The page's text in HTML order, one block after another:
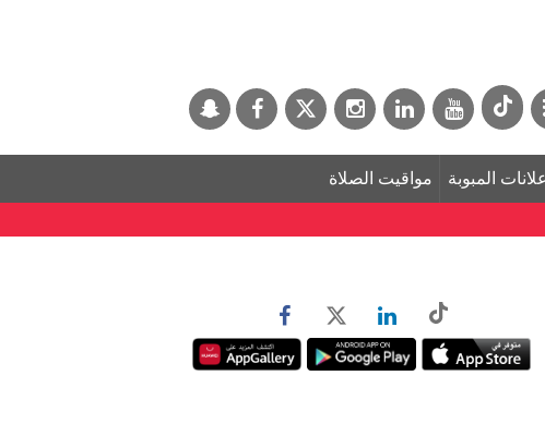
المبوبة مواقيت الصلاة